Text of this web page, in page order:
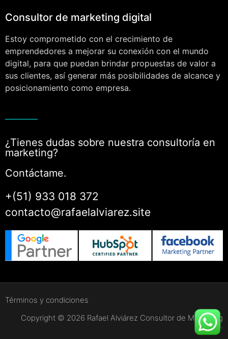
Consultor de marketing digital
Estoy comprometido con el crecimiento de
emprendedores a mejorar su conexión con el mundo
digital, para que puedan brindar propuestas de valor a
sus clientes, así generar más posibilidades de alcance y
posicionamiento como empresa.
¿Tienes dudas sobre nuestra consultoría en
marketing?
Contáctame.
+(51) 933 018 372
contacto@rafaelalviarez.site
Términos y condiciones
Copyright © 2026 Rafael Alviárez Consultor de Marketing
digital.